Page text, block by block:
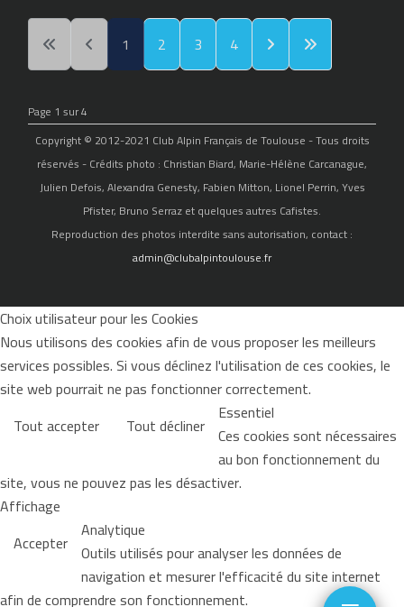
1 2 3 4
Page 1 sur 4
Copyright © 2012-2021 Club Alpin Français de Toulouse - Tous droits
réservés - Crédits photo : Christian Biard, Marie-Hélène Carcanague,
Julien Defois, Alexandra Genesty, Fabien Mitton, Lionel Perrin, Yves
Pfister, Bruno Serraz et quelques autres Cafistes.
Reproduction des photos interdite sans autorisation, contact :
admin@clubalpintoulouse.fr
Choix utilisateur pour les Cookies
Nous utilisons des cookies afin de vous proposer les meilleurs
services possibles. Si vous déclinez l'utilisation de ces cookies, le
site web pourrait ne pas fonctionner correctement.
Tout accepter
Tout décliner Essentiel
Ces cookies sont nécessaires
au bon fonctionnement du
site, vous ne pouvez pas les désactiver.
Affichage
Accepter Analytique
Outils utilisés pour analyser les données de
navigation et mesurer l'efficacité du site internet
afin de comprendre son fonctionnement.